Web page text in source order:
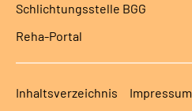
Schlich­tungs­stel­le BGG
Reha-Portal
Inhaltsverzeichnis Impressum